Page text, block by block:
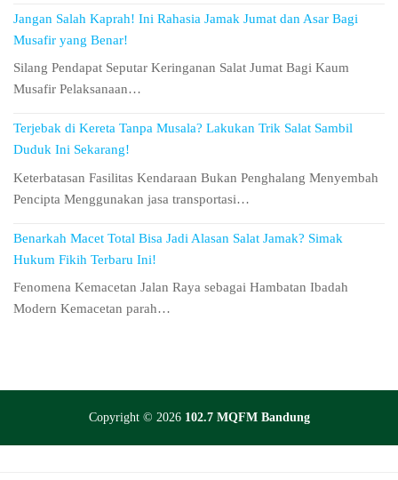
Jangan Salah Kaprah! Ini Rahasia Jamak Jumat dan Asar Bagi
Musafir yang Benar!
Silang Pendapat Seputar Keringanan Salat Jumat Bagi Kaum
Musafir Pelaksanaan…
Terjebak di Kereta Tanpa Musala? Lakukan Trik Salat Sambil
Duduk Ini Sekarang!
Keterbatasan Fasilitas Kendaraan Bukan Penghalang Menyembah
Pencipta Menggunakan jasa transportasi…
Benarkah Macet Total Bisa Jadi Alasan Salat Jamak? Simak
Hukum Fikih Terbaru Ini!
Fenomena Kemacetan Jalan Raya sebagai Hambatan Ibadah
Modern Kemacetan parah…
Copyright © 2026 102.7 MQFM Bandung